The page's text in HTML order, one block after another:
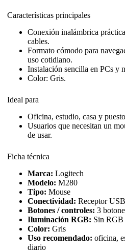
Características principales
Conexión inalámbrica
cables.
Formato cómodo para
uso cotidiano.
Instalación sencilla en PCs y
Color: Gris.
Ideal para
Oficina, estudio, casa y
Usuarios que necesitan un
de usar.
Ficha técnica
Marca: Logitech
Modelo: M280
Tipo: Mouse
Conectividad: Receptor
Botones / controles: 3
Iluminación RGB: Sin RGB
Color: Gris
Uso recomendado: oficina,
diario